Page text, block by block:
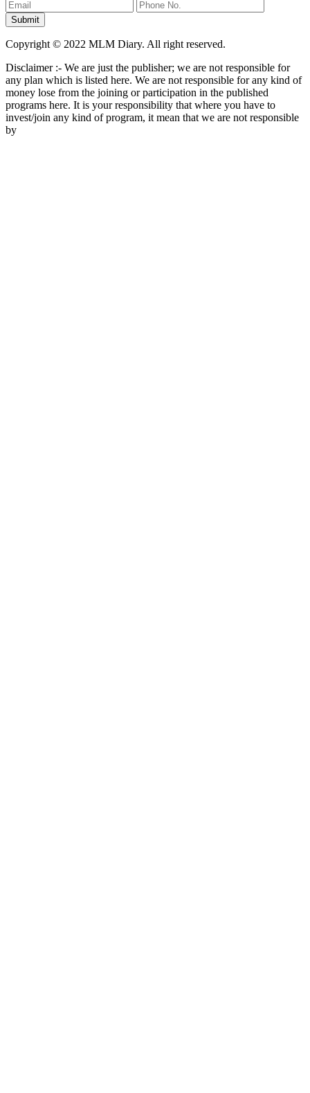
Copyright © 2022 MLM Diary. All right reserved.
Disclaimer :- We are just the publisher; we are not responsible for
any plan which is listed here. We are not responsible for any kind of
money lose from the joining or participation in the published
programs here. It is your responsibility that where you have to
invest/join any kind of program, it mean that we are not responsible
by